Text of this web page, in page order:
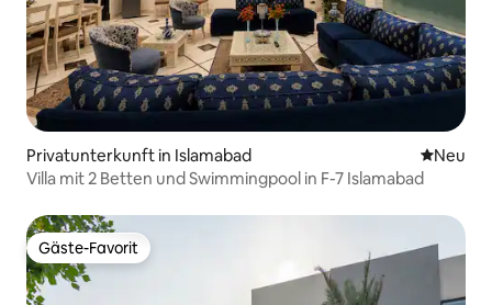
Privatunterkunft in Islamabad Neue
Neu
Villa mit 2 Betten und Swimmingpool in F-7 Islamabad
Gäste-Favorit
Gäste-Favorit